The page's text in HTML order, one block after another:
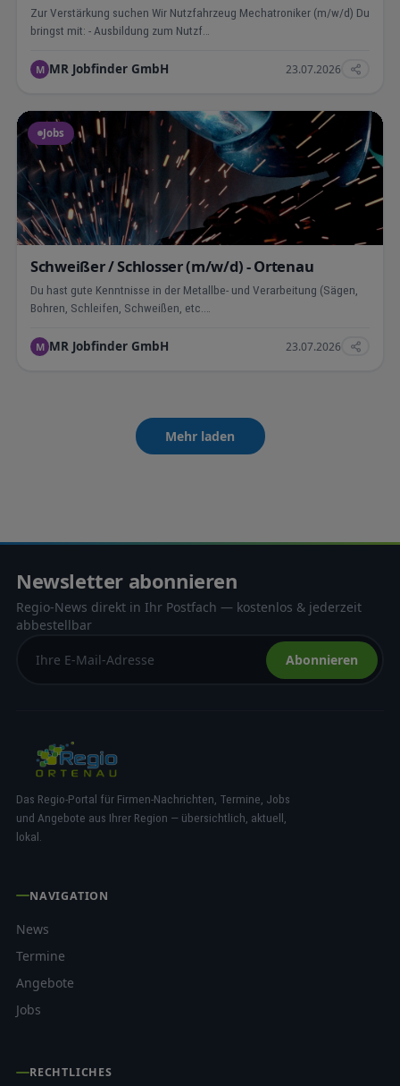
Zur Verstärkung suchen Wir Nutzfahrzeug Mechatroniker (m/w/d) Du
bringst mit: - Ausbildung zum Nutzf…
M MR Jobfinder GmbH 23.07.2026
Jobs
Schweißer / Schlosser (m/w/d) - Ortenau
Du hast gute Kenntnisse in der Metallbe- und Verarbeitung (Sägen,
Bohren, Schleifen, Schweißen, etc.…
M MR Jobfinder GmbH 23.07.2026
Mehr laden
Newsletter abonnieren
Regio-News direkt in Ihr Postfach — kostenlos & jederzeit
abbestellbar
Abonnieren
Das Regio-Portal für Firmen-Nachrichten, Termine, Jobs
und Angebote aus Ihrer Region — übersichtlich, aktuell,
lokal.
NAVIGATION
News
Termine
Angebote
Jobs
RECHTLICHES